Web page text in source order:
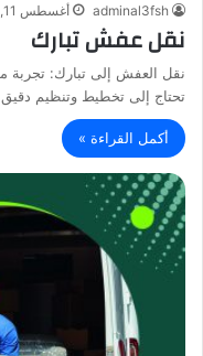
adminal3fsh أغسطس 11, 2023
نقل عفش تبارك
نقل العفش إلى تبارك: تجربة
تحتاج إلى تخطيط وتنظيم
أكمل القراءة »